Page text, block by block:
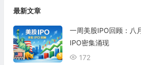
最新文章
一周美股IPO回顾：八
IPO密集涌现
172